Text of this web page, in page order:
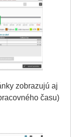
zobrazujú aj
času)